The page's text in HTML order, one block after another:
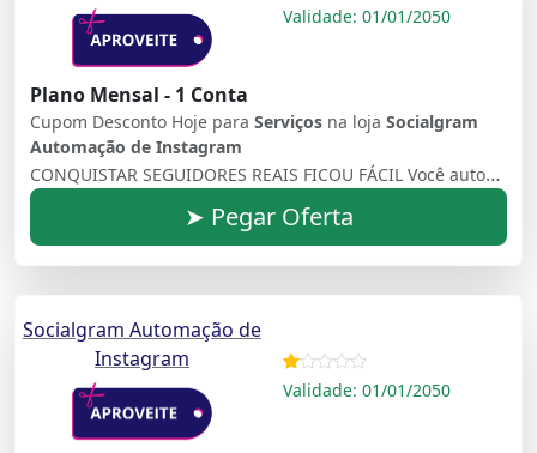
Validade: 01/01/2050
Plano Mensal - 1 Conta
Cupom Desconto Hoje para Serviços na loja Socialgram
Automação de Instagram
CONQUISTAR SEGUIDORES REAIS FICOU FÁCIL Você automatiza, conquista e, ainda, transforma seguidores em potenciais clientes
➤ Pegar Oferta
Socialgram Automação de
Instagram
Validade: 01/01/2050